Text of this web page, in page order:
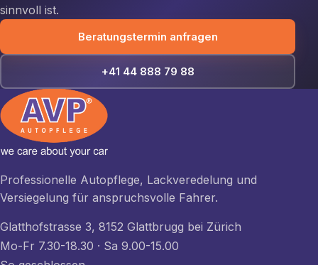
sinnvoll ist.
Beratungstermin anfragen
+41 44 888 79 88
Professionelle Autopflege, Lackveredelung und
Versiegelung für anspruchsvolle Fahrer.
Glatthofstrasse 3, 8152 Glattbrugg bei Zürich
Mo-Fr 7.30-18.30 · Sa 9.00-15.00